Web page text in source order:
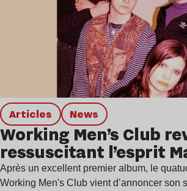
Articles news
Working Men’s Club
ressuscitant l’esprit
Après un excellent premier album, le
Working Men's Club vient d’annoncer son